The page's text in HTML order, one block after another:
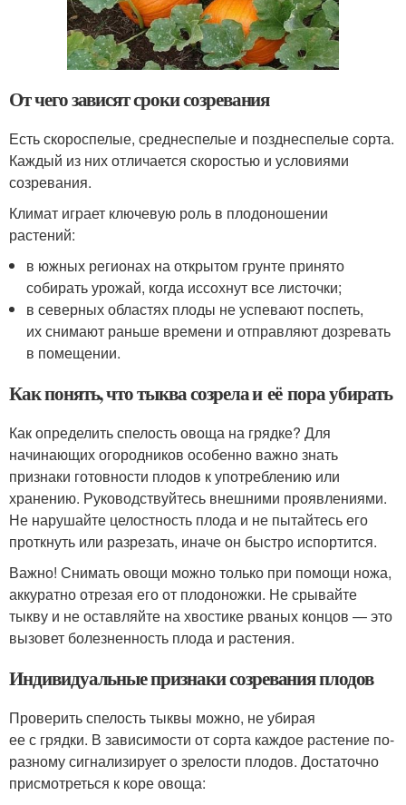
От чего зависят сроки созревания
Есть скороспелые, среднеспелые и позднеспелые сорта.
Каждый из них отличается скоростью и условиями
созревания.
Климат играет ключевую роль в плодоношении
растений:
в южных регионах на открытом грунте принято
собирать урожай, когда иссохнут все листочки;
в северных областях плоды не успевают поспеть,
их снимают раньше времени и отправляют дозревать
в помещении.
Как понять, что тыква созрела и её пора убирать
Как определить спелость овоща на грядке? Для
начинающих огородников особенно важно знать
признаки готовности плодов к употреблению или
хранению. Руководствуйтесь внешними проявлениями.
Не нарушайте целостность плода и не пытайтесь его
проткнуть или разрезать, иначе он быстро испортится.
Важно! Снимать овощи можно только при помощи ножа,
аккуратно отрезая его от плодоножки. Не срывайте
тыкву и не оставляйте на хвостике рваных концов — это
вызовет болезненность плода и растения.
Индивидуальные признаки созревания плодов
Проверить спелость тыквы можно, не убирая
ее с грядки. В зависимости от сорта каждое растение по-
разному сигнализирует о зрелости плодов. Достаточно
присмотреться к коре овоща: